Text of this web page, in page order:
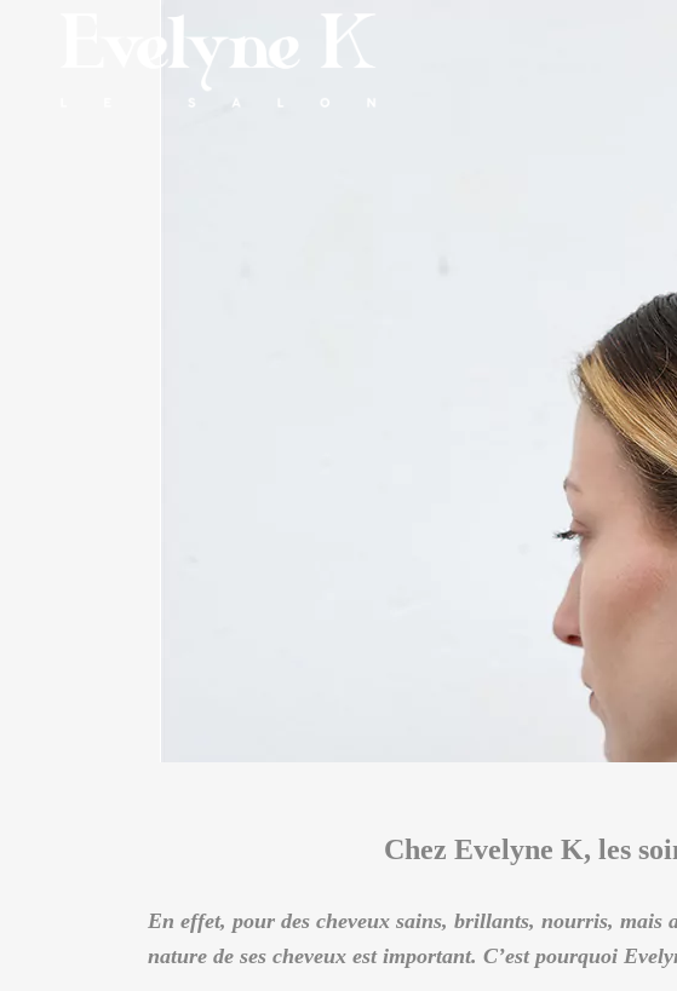
Chez Evelyne K, les
En effet, pour des cheveux sains, brillants, nourris, mais
nature de ses cheveux est important. C’est pourquoi